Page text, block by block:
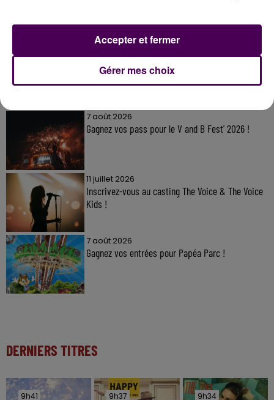
À LA UNE
7 août 2026
Gagnez vos pass pour le V and B Fest' 2026 !
11 juillet 2026
Inscrivez-vous au casting The Voice & The Voice
Kids !
7 août 2026
Gagnez vos entrées pour Papéa Parc !
DERNIERS TITRES
9h41
9h41 9h37
9h37 9h34
9h34
Gérer mes choix
Accepter et fermer